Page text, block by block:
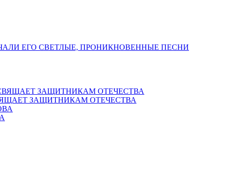
ЕГО СВЕТЛЫЕ, ПРОНИКНОВЕННЫЕ ПЕСНИ
ЗАЩИТНИКАМ ОТЕЧЕСТВА